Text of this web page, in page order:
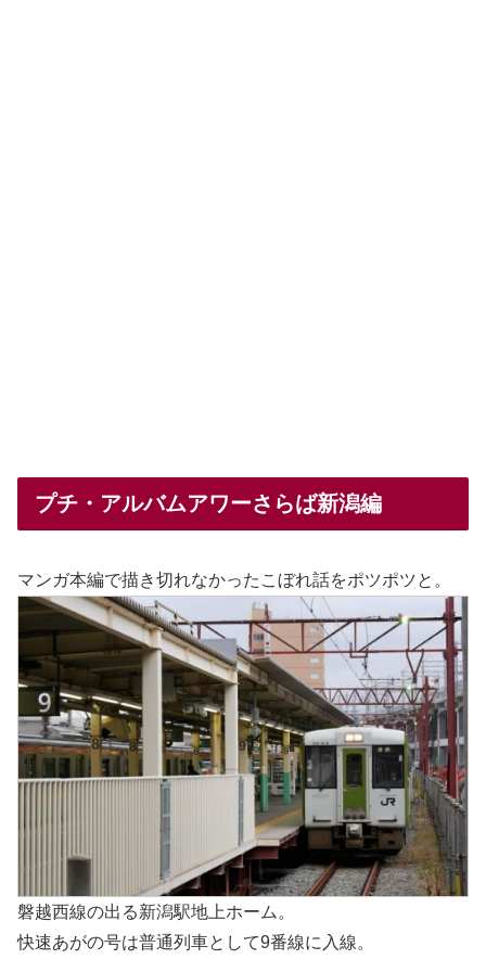
プチ・アルバムアワーさらば新潟編
マンガ本編で描き切れなかったこぼれ話をポツポツと。
磐越西線の出る新潟駅地上ホーム。
快速あがの号は普通列車として9番線に入線。